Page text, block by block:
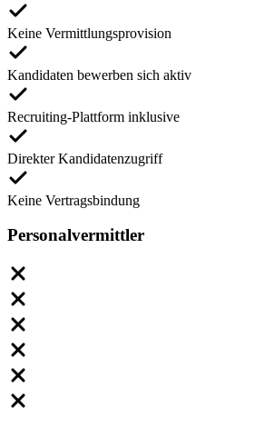
Keine Vermittlungsprovision
Kandidaten bewerben sich aktiv
Recruiting-Plattform inklusive
Direkter Kandidatenzugriff
Keine Vertragsbindung
Personalvermittler